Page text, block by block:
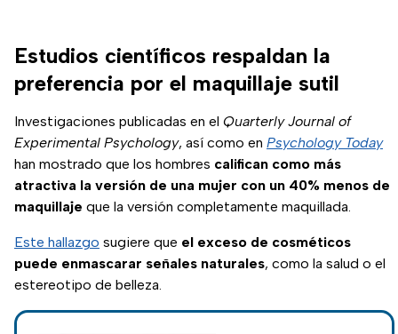
Estudios científicos respaldan la
preferencia por el maquillaje sutil
Investigaciones publicadas en el Quarterly Journal of
Experimental Psychology, así como en Psychology Today
han mostrado que los hombres califican como más
atractiva la versión de una mujer con un 40% menos de
maquillaje que la versión completamente maquillada.
Este hallazgo sugiere que el exceso de cosméticos
puede enmascarar señales naturales, como la salud o el
estereotipo de belleza.